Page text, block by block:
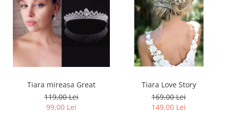
Tiara mireasa Great
119,00 Lei
99,00 Lei
Tiara Love Story
169,00 Lei
149,00 Lei